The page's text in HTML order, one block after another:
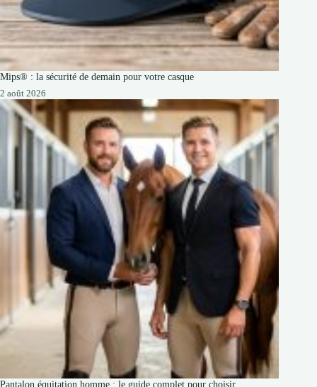
Mips® : la sécurité de demain pour votre casque
2 août 2026
Pantalon équitation homme : le guide complet pour choisir